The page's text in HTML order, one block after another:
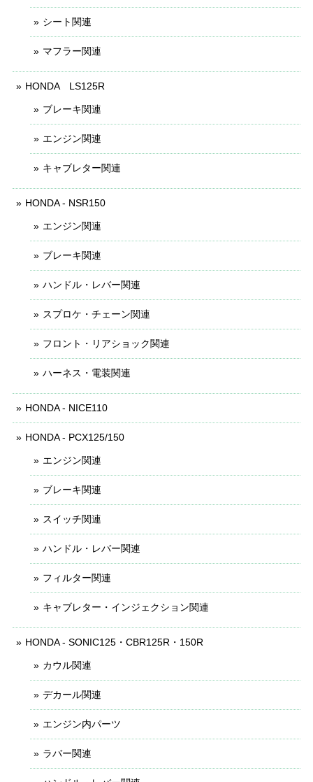
シート関連
マフラー関連
HONDA LS125R
ブレーキ関連
エンジン関連
キャブレター関連
HONDA - NSR150
エンジン関連
ブレーキ関連
ハンドル・レバー関連
スプロケ・チェーン関連
フロント・リアショック関連
ハーネス・電装関連
HONDA - NICE110
HONDA - PCX125/150
エンジン関連
ブレーキ関連
スイッチ関連
ハンドル・レバー関連
フィルター関連
キャブレター・インジェクション関連
HONDA - SONIC125・CBR125R・150R
カウル関連
デカール関連
エンジン内パーツ
ラバー関連